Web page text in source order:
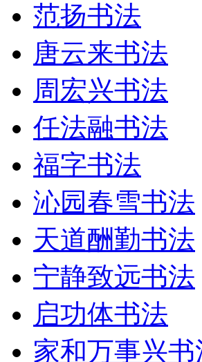
范扬书法
唐云来书法
周宏兴书法
任法融书法
福字书法
沁园春雪书法
天道酬勤书法
宁静致远书法
启功体书法
家和万事兴书